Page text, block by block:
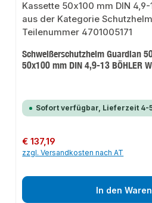
Schweißerschutzhelm Guardian
50x100 mm DIN 4,9-13 BÖHLER
Sofort verfügbar, Lieferzeit 4-
Regulärer Preis:
€ 137,19
zzgl. Versandkosten nach AT
In den